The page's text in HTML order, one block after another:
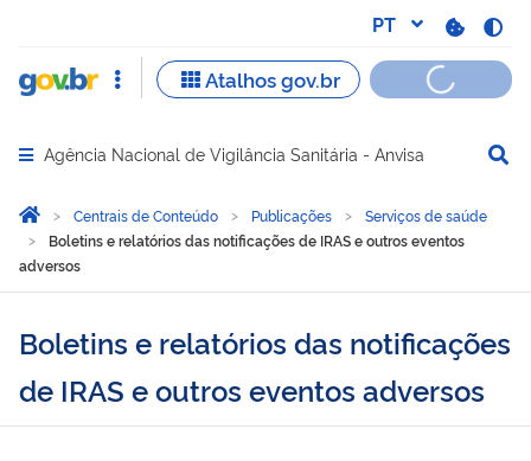
Abrir menu principal de navegação
Agência Nacional de Vigilância Sanitária - Anvisa
Você está aqui:
Página Inicial
Centrais de Conteúdo Publicações
Serviços de saúde
Boletins e relatórios das notificações de IRAS e outros eventos
adversos
Boletins e relatórios das notificações
de IRAS e outros eventos adversos